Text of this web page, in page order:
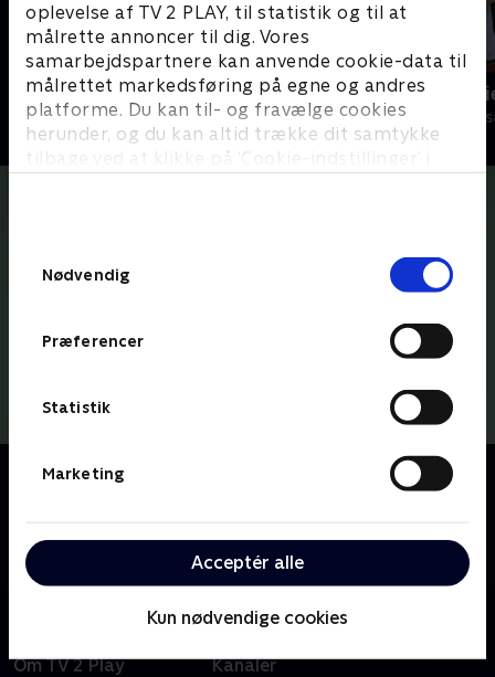
oplevelse af TV 2 PLAY, til statistik og til at
målrette annoncer til dig. Vores
samarbejdspartnere kan anvende cookie-data til
målrettet markedsføring på egne og andres
platforme. Du kan til- og fravælge cookies
herunder, og du kan altid trække dit samtykke
tilbage ved at klikke på ’Cookie-indstillinger’ i
Nødvendig
Præferencer
Statistik
Marketing
Acceptér alle
Kun nødvendige cookies
Lige i skabet
TV-Shows • 4 sæsoner
Spørg
TV-Shows • 15
Om Hos Hans
talkshow.
Om TV 2 Play Kanaler